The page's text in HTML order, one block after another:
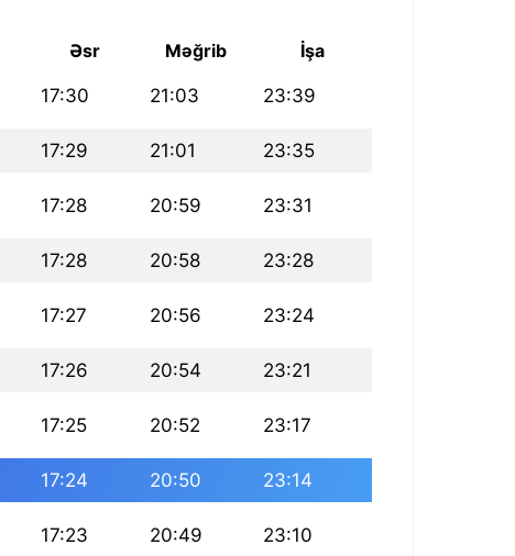
Əsr Məğrib İşa
17:30 21:03 23:39
17:29 21:01 23:35
17:28 20:59 23:31
17:28 20:58 23:28
17:27 20:56 23:24
17:26 20:54 23:21
17:25 20:52 23:17
17:24 20:50 23:14
17:23 20:49 23:10